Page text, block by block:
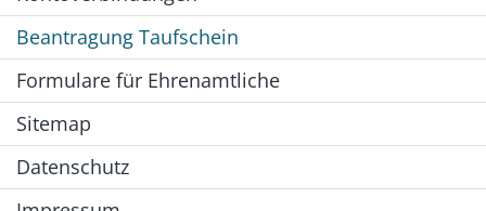
Beantragung Taufschein
Formulare für Ehrenamtliche
Sitemap
Datenschutz